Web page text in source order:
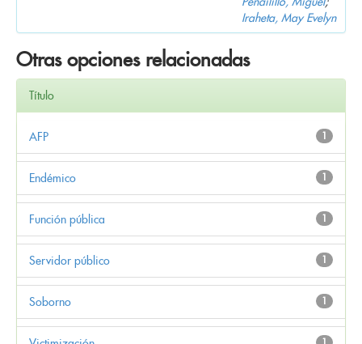
Iraheta, May Evelyn
Otras opciones relacionadas
Título
1
AFP
1
Endémico
1
Función pública
1
Servidor público
1
Soborno